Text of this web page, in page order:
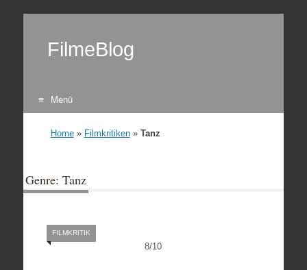
FilmeBlog
Menü
Home» Filmkritiken» Tanz
Genre: Tanz
8/10
FILMKRITIK